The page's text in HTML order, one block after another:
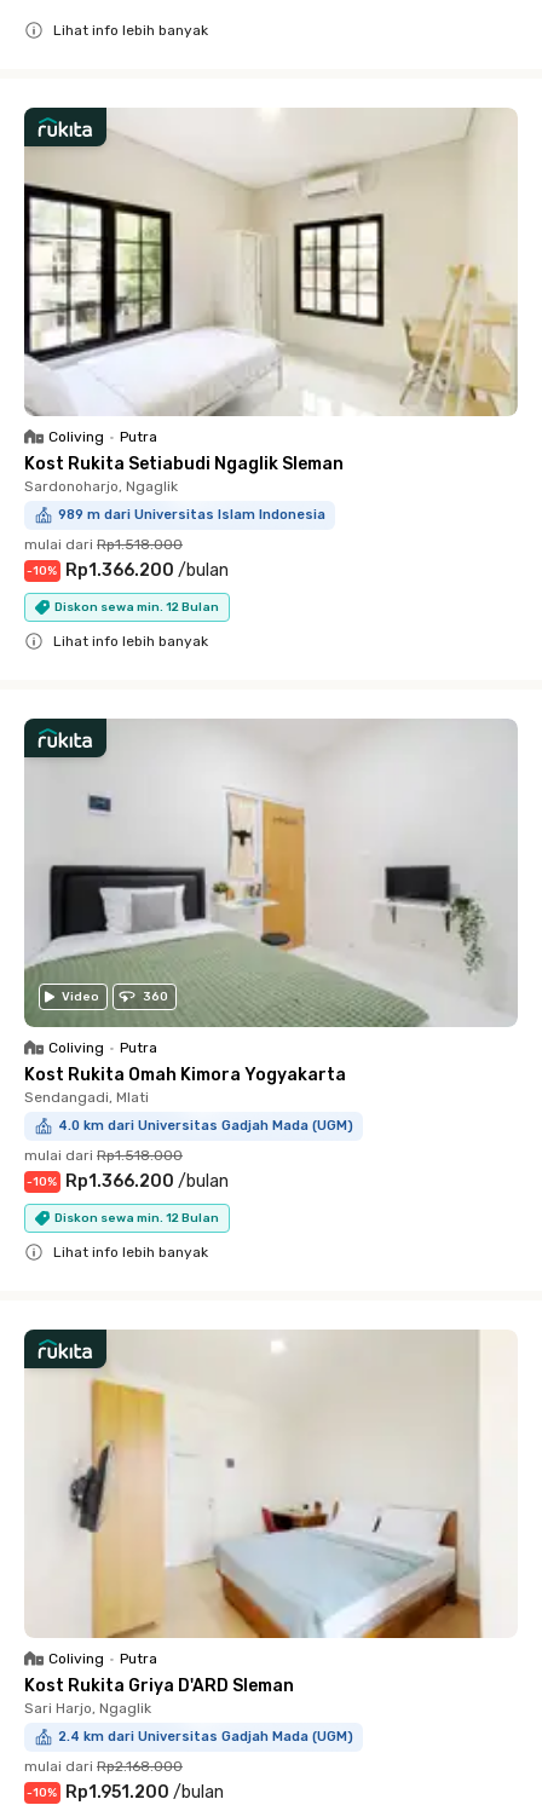
Lihat info lebih banyak
Coliving • Putra
Kost Rukita Setiabudi Ngaglik Sleman
Sardonoharjo, Ngaglik
989 m dari Universitas Islam Indonesia
mulai dari Rp1.518.000
-10% Rp1.366.200 /bulan
Diskon sewa min. 12 Bulan
Lihat info lebih banyak
Video 360
Coliving • Putra
Kost Rukita Omah Kimora Yogyakarta
Sendangadi, Mlati
4.0 km dari Universitas Gadjah Mada (UGM)
mulai dari Rp1.518.000
-10% Rp1.366.200 /bulan
Diskon sewa min. 12 Bulan
Lihat info lebih banyak
Coliving • Putra
Kost Rukita Griya D'ARD Sleman
Sari Harjo, Ngaglik
2.4 km dari Universitas Gadjah Mada (UGM)
mulai dari Rp2.168.000
-10% Rp1.951.200 /bulan